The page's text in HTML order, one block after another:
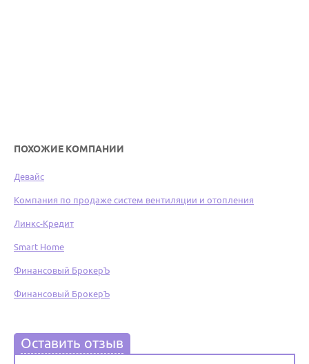
ПОХОЖИЕ КОМПАНИИ
Девайс
Компания по продаже систем вентиляции и отопления
Линкс-Кредит
Smart Home
Финансовый БрокерЪ
Финансовый БрокерЪ
Оставить отзыв